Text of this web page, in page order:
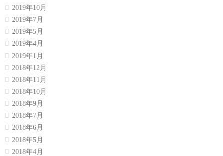
2019年10月
2019年7月
2019年5月
2019年4月
2019年1月
2018年12月
2018年11月
2018年10月
2018年9月
2018年7月
2018年6月
2018年5月
2018年4月